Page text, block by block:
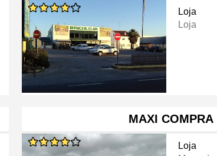
Loja
Loja
MAXI COMPRA
Loja